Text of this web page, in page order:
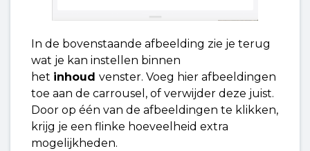
In de bovenstaande afbeelding zie je terug
wat je kan instellen binnen
het inhoud venster. Voeg hier afbeeldingen
toe aan de carrousel, of verwijder deze juist.
Door op één van de afbeeldingen te klikken,
krijg je een flinke hoeveelheid extra
mogelijkheden.